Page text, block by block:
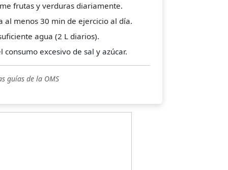
frutas y verduras diariamente.
al menos 30 min de ejercicio al día.
agua (2 L diarios).
consumo excesivo de sal y azúcar.
guías de la OMS